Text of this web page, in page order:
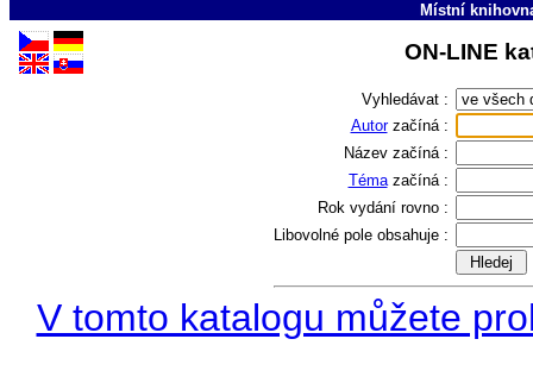
Místní
ON-LINE
Vyhledávat :
Autor začíná :
Název začíná :
Téma začíná :
Rok vydání rovno :
Libovolné pole obsahuje :
V tomto katalogu můžete